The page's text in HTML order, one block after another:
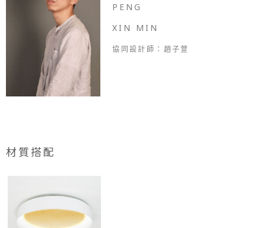
PENG
XIN MIN
協同設計師：趙子萱
材質搭配